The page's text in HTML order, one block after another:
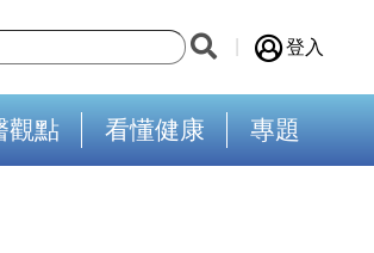
登入
觀點 看懂健康 專題